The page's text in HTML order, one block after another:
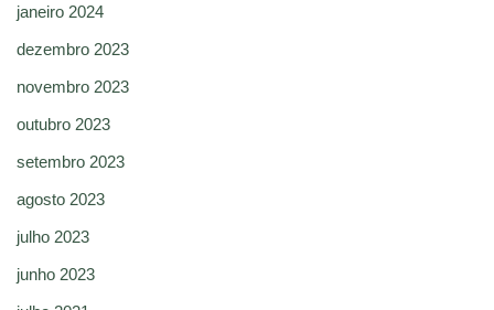
janeiro 2024
dezembro 2023
novembro 2023
outubro 2023
setembro 2023
agosto 2023
julho 2023
junho 2023